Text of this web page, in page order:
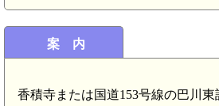
案 内
香積寺または国道153号線の巴川